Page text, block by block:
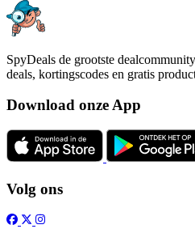
SpyDeals de grootste
deals, kortingscodes en gratis
Download onze App
Volg ons